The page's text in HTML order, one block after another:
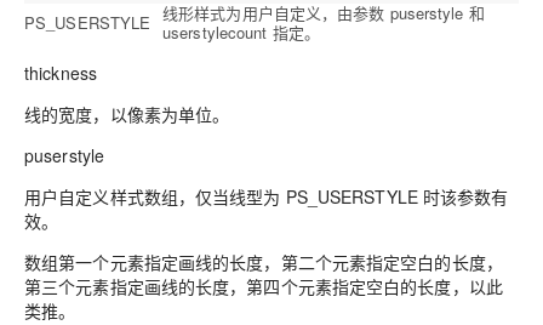
PS_USERSTYLE 线形样式为用户自定义，由参数 puserstyle 和
userstylecount 指定。
thickness
线的宽度，以像素为单位。
puserstyle
用户自定义样式数组，仅当线型为 PS_USERSTYLE 时该参数有
效。
数组第一个元素指定画线的长度，第二个元素指定空白的长度，
第三个元素指定画线的长度，第四个元素指定空白的长度，以此
类推。